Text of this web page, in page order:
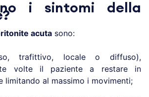
i sintomi della
acuta sono:
trafittivo, locale o diffuso),
volte il paziente a restare in
limitando al massimo i movimenti;